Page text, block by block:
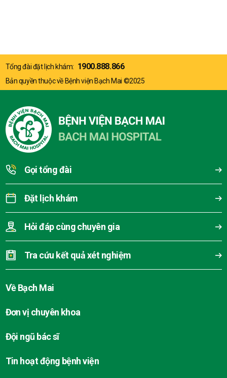
Tổng đài đặt lịch khám: 1900.888.866
Bản quyền thuộc về Bệnh viện Bạch Mai ©2025
Gọi tổng đài
Đặt lịch khám
Hỏi đáp cùng chuyên gia
Tra cứu kết quả xét nghiệm
Về Bạch Mai
Đơn vị chuyên khoa
Đội ngũ bác sĩ
Tin hoạt động bệnh viện